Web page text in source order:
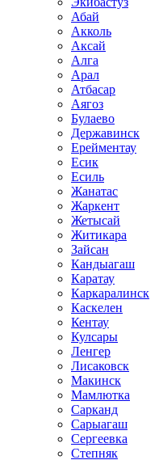
Абай
Акколь
Аксай
Алга
Арал
Атбасар
Аягоз
Булаево
Державинск
Ерейментау
Есик
Есиль
Жанатас
Жаркент
Жетысай
Житикара
Зайсан
Кандыагаш
Каратау
Каркаралинск
Каскелен
Кентау
Кулсары
Ленгер
Лисаковск
Макинск
Мамлютка
Сарканд
Сарыагаш
Сергеевка
Степняк